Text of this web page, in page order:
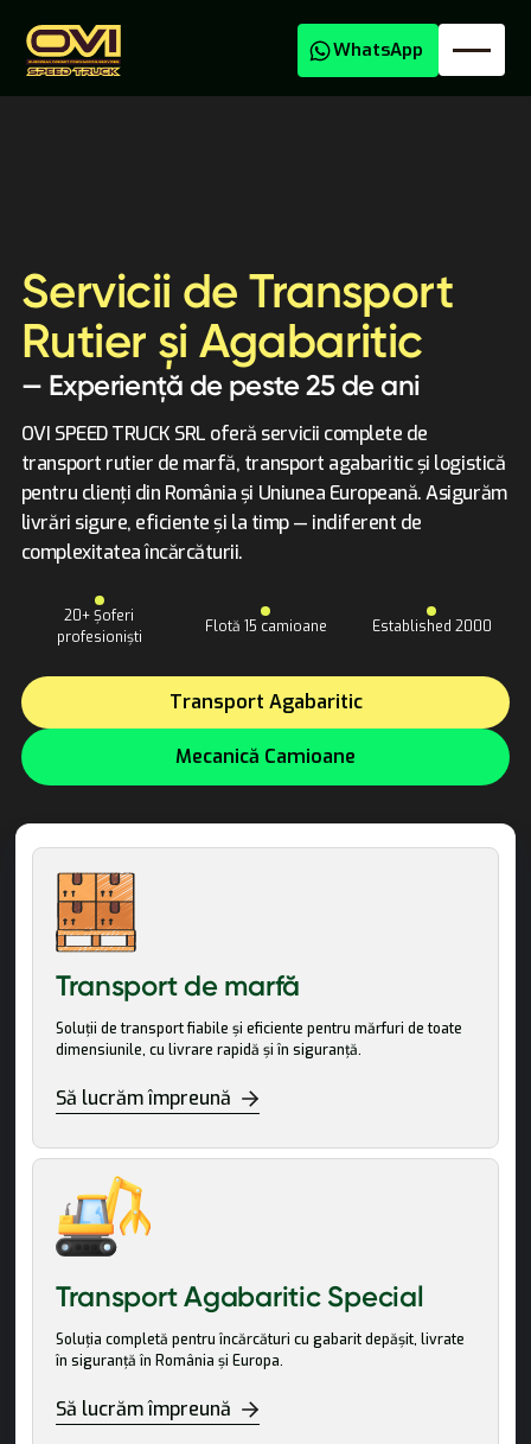
Transport Agabaritic
Transport Marfă Național și Internațional
Transport de Mari Dimensiuni
WhatsApp
OVI SPEED TRUCK SRL oferă servicii complete de
transport rutier de marfă, transport agabaritic și logistică
pentru clienți din România și Uniunea Europeană. Asigurăm
livrări sigure, eficiente și la timp — indiferent de
complexitatea încărcăturii.
20+ Șoferi
profesioniști
Flotă 15 camioane Established 2000
Transport Agabaritic
Mecanică Camioane
Servicii de Transport
Rutier și Agabaritic
— Experiență de peste 25 de ani
Transport de marfă
Soluții de transport fiabile și eficiente pentru mărfuri de toate
dimensiunile, cu livrare rapidă și în siguranță.
Să lucrăm împreună
Transport Agabaritic Special
Soluția completă pentru încărcături cu gabarit depășit, livrate
în siguranță în România și Europa.
Să lucrăm împreună